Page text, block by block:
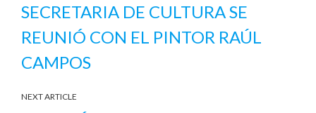
SECRETARIA DE CULTURA SE
REUNIÓ CON EL PINTOR RAÚL
CAMPOS
NEXT ARTICLE